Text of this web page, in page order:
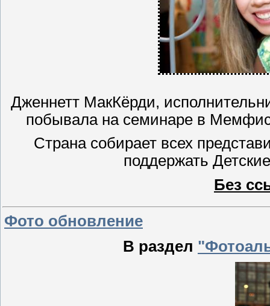
Дженнетт МакКёрди,
побывала на семинаре в
Страна собирает всех
поддержать
Без
Фото обновление
В раздел